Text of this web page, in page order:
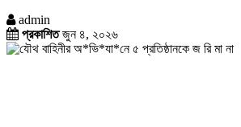
admin
প্রকাশিতজুন ৪, ২০২৬